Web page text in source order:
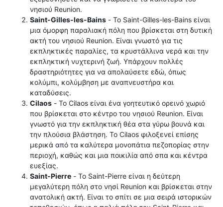
νησιού Reunion.
Saint-Gilles-les-Bains - Το Saint-Gilles-les-Bains είναι
μια όμορφη παραλιακή πόλη που βρίσκεται στη δυτική
ακτή του νησιού Reunion. Είναι γνωστό για τις
εκπληκτικές παραλίες, τα κρυστάλλινα νερά και την
εκπληκτική νυχτερινή ζωή. Υπάρχουν πολλές
δραστηριότητες για να απολαύσετε εδώ, όπως
κολύμπι, κολύμβηση με αναπνευστήρα και
καταδύσεις.
Cilaos - Το Cilaos είναι ένα γοητευτικό ορεινό χωριό
που βρίσκεται στο κέντρο του νησιού Reunion. Είναι
γνωστό για την εκπληκτική θέα στα γύρω βουνά και
την πλούσια βλάστηση. Το Cilaos φιλοξενεί επίσης
μερικά από τα καλύτερα μονοπάτια πεζοπορίας στην
περιοχή, καθώς και μια ποικιλία από σπα και κέντρα
ευεξίας.
Saint-Pierre - Το Saint-Pierre είναι η δεύτερη
μεγαλύτερη πόλη στο νησί Reunion και βρίσκεται στην
ανατολική ακτή. Είναι το σπίτι σε μια σειρά ιστορικών